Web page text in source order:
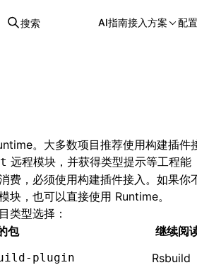
搜索 AI指南接入方案 配置
。大多数项目推荐使用构建插件
远程模块，并获得类型提示等工程能
费，必须使用构建插件接入。如果你
块，也可以直接使用 Runtime。
类型选择：
包
继续阅
plugin
Rsbuild